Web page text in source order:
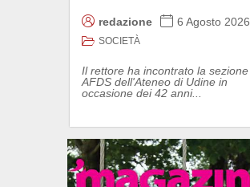
redazione 6 Agosto 2026
SOCIETÀ
Il rettore ha incontrato la sezione
AFDS dell'Ateneo di Udine in
occasione dei 42 anni...